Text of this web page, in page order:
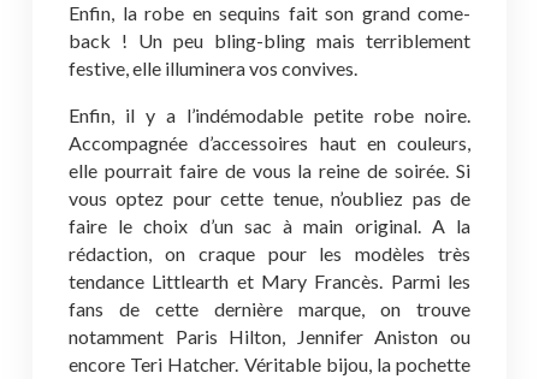
Enfin, la robe en sequins fait son grand come-
back ! Un peu bling-bling mais terriblement
festive, elle illuminera vos convives.
Enfin, il y a l’indémodable petite robe noire.
Accompagnée d’accessoires haut en couleurs,
elle pourrait faire de vous la reine de soirée. Si
vous optez pour cette tenue, n’oubliez pas de
faire le choix d’un sac à main original. A la
rédaction, on craque pour les modèles très
tendance Littlearth et Mary Francès. Parmi les
fans de cette dernière marque, on trouve
notamment Paris Hilton, Jennifer Aniston ou
encore Teri Hatcher. Véritable bijou, la pochette